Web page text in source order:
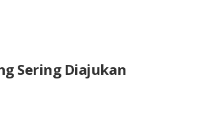
Sering Diajukan